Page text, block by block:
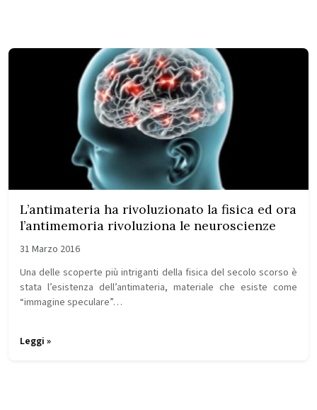
L’antimateria ha rivoluzionato la fisica ed ora
l’antimemoria rivoluziona le neuroscienze
31 Marzo 2016
Una delle scoperte più intriganti della fisica del secolo scorso è
stata l’esistenza dell’antimateria, materiale che esiste come
“immagine speculare”…
Leggi »